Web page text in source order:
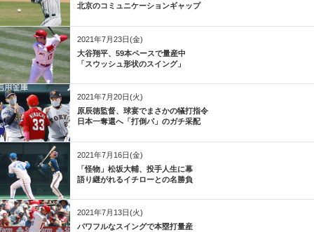
北京のコミュニケーションギャップ
2021年7月23日(金)
大谷翔平、59本ペースで量産中
「スウッシュ形状のスイング」
2021年7月20日(火)
原辰徳監督、球宴でまさかの犠打指令
日本一奪還へ「打倒パ」のガチ采配
2021年7月16日(金)
「怪物」松坂大輔、投手人生に幕
語り継がれるイチローとの名勝負
2021年7月13日(火)
パワフルなスイングで本塁打量産